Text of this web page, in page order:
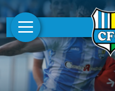
AKTUELLES
1. MANNSCHAFT